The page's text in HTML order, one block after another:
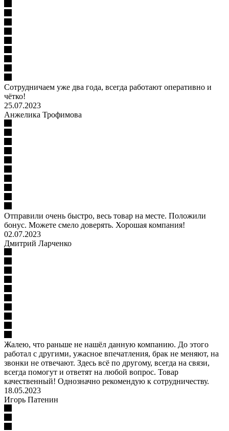
Сотрудничаем уже два года, всегда работают оперативно и
чётко!
25.07.2023
Анжелика Трофимова
Отправили очень быстро, весь товар на месте. Положили
бонус. Можете смело доверять. Хорошая компания!
02.07.2023
Дмитрий Ларченко
Жалею, что раньше не нашёл данную компанию. До этого
работал с другими, ужасное впечатления, брак не меняют, на
звонки не отвечают. Здесь всё по другому, всегда на связи,
всегда помогут и ответят на любой вопрос. Товар
качественный! Однозначно рекомендую к сотрудничеству.
18.05.2023
Игорь Патенин